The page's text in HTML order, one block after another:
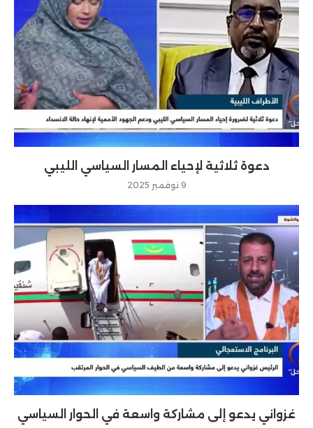
دعوة ثلاثية لإحياء المسار السياسي الليبي
9 نوفمبر 2025
غزواني يدعو إلى مشاركة واسعة في الحوار السياسي